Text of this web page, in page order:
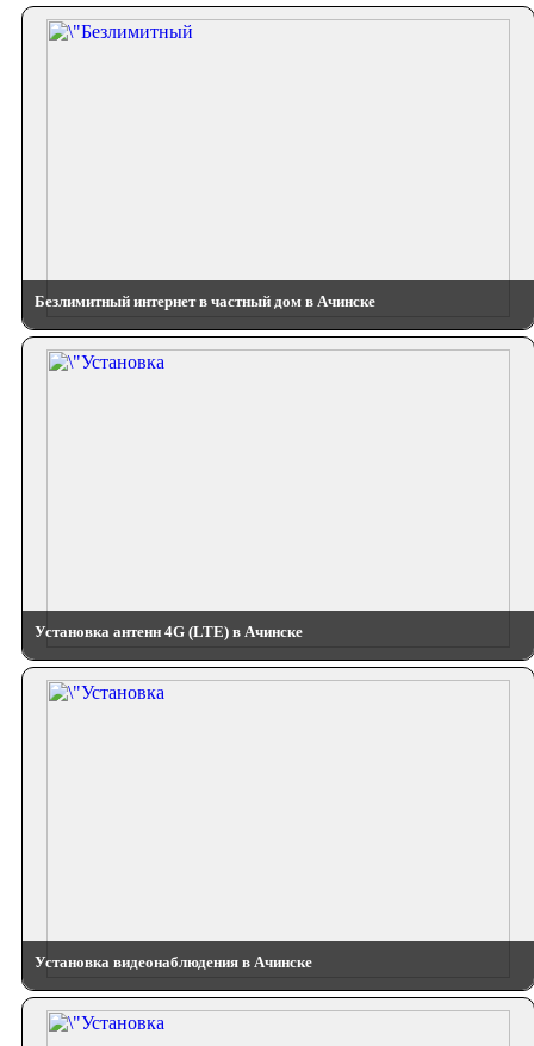
Безлимитный интернет в частный дом в Ачинске
Установка антенн 4G (LTE) в Ачинске
Установка видеонаблюдения в Ачинске